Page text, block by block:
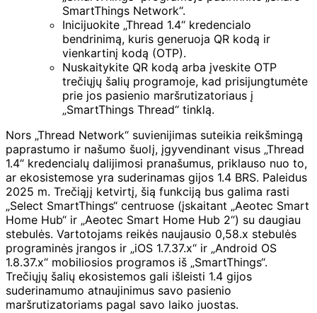
SmartThings Network“.
Inicijuokite „Thread 1.4“ kredencialo
bendrinimą, kuris generuoja QR kodą ir
vienkartinį kodą (OTP).
Nuskaitykite QR kodą arba įveskite OTP
trečiųjų šalių programoje, kad prisijungtumėte
prie jos pasienio maršrutizatoriaus į
„SmartThings Thread“ tinklą.
Nors „Thread Network“ suvienijimas suteikia reikšmingą
paprastumo ir našumo šuolį, įgyvendinant visus „Thread
1.4“ kredencialų dalijimosi pranašumus, priklauso nuo to,
ar ekosistemose yra suderinamas gijos 1.4 BRS. Paleidus
2025 m. Trečiąjį ketvirtį, šią funkciją bus galima rasti
„Select SmartThings“ centruose (įskaitant „Aeotec Smart
Home Hub“ ir „Aeotec Smart Home Hub 2“) su daugiau
stebulės. Vartotojams reikės naujausio 0,58.x stebulės
programinės įrangos ir „iOS 1.7.37.x“ ir „Android OS
1.8.37.x“ mobiliosios programos iš „SmartThings“.
Trečiųjų šalių ekosistemos gali išleisti 1.4 gijos
suderinamumo atnaujinimus savo pasienio
maršrutizatoriams pagal savo laiko juostas.